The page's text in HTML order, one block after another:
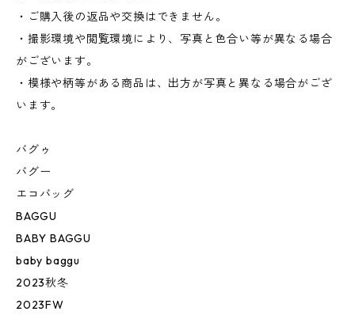
・ご購入後の返品や交換はできません。
・撮影環境や閲覧環境により、写真と色合い等が異なる場合
がございます。
・模様や柄等がある商品は、出方が写真と異なる場合がござ
います。
バグゥ
バグー
エコバッグ
BAGGU
BABY BAGGU
baby baggu
2023秋冬
2023FW